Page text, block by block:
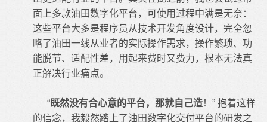
面上多款油田数字化平台，可使用过程中满是无奈：
这些平台大多是程序员从技术开发角度设计，完全忽
略了油田一线从业者的实际操作需求，操作繁琐、功
能脱节、适配性差，用起来费时又费力，根本无法真
正解决行业痛点。
“既然没有合心意的平台，那就自己造！” 抱着这样
的信念，我毅然踏上了油田数字化交付平台的研发之